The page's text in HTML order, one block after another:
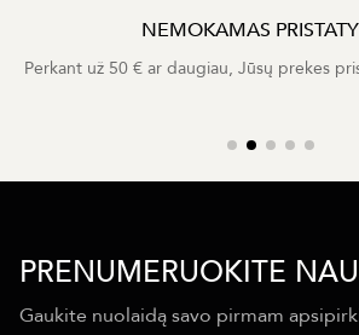
NEMOKAMAS
Perkant už 50 € ar daugiau, Jūsų prekes
PRENUMERUOKITE
Gaukite nuolaidą savo pirmam